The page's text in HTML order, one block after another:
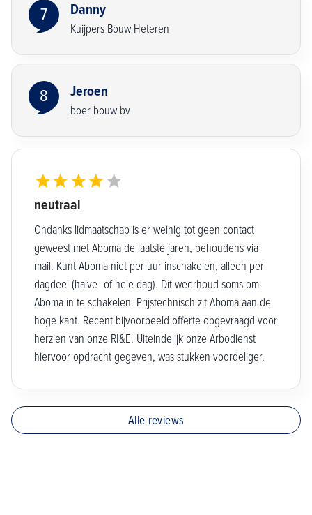
7 Danny
Kuijpers Bouw Heteren
8 Jeroen
boer bouw bv
neutraal
Ondanks lidmaatschap is er weinig tot geen contact
geweest met Aboma de laatste jaren, behoudens via
mail. Kunt Aboma niet per uur inschakelen, alleen per
dagdeel (halve- of hele dag). Dit weerhoud soms om
Aboma in te schakelen. Prijstechnisch zit Aboma aan de
hoge kant. Recent bijvoorbeeld offerte opgevraagd voor
herzien van onze RI&E. Uiteindelijk onze Arbodienst
hiervoor opdracht gegeven, was stukken voordeliger.
Alle reviews